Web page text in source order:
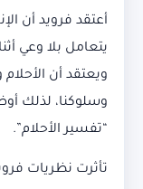
أعتقد فرويد أن
يتعامل بلا وعي
ويعتقد أن
وسلوكنا، لذلك
“تفسير الأحلام”.
تأثرت نظريات